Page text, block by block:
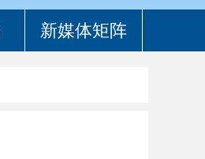
新媒体矩阵